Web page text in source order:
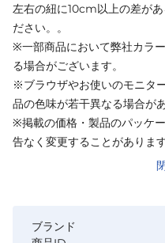
左右の紐に10cm以上の差が
ださい。。
※一部商品において弊社カラ
る場合がございます。
※ブラウザやお使いのモニタ
品の色味が若干異なる場合があ
※掲載の価格・製品のパッケ
告なく変更することがありま
ブランド